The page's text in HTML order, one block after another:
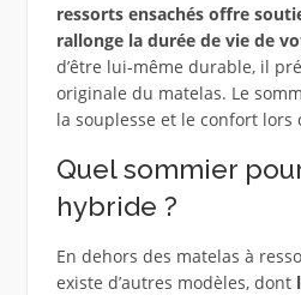
ressorts ensachés offre
rallonge la durée de vie de
d’être lui-même durable, il
originale du matelas. Le
la souplesse et le confort lors
Quel sommier
hybride ?
En dehors des matelas à
existe d’autres modèles, dont